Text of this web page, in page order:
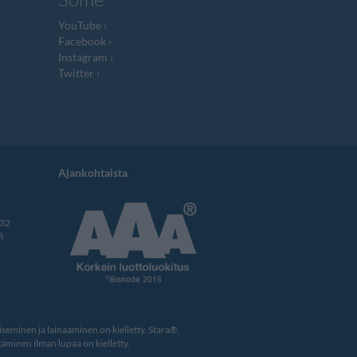
YouTube
Facebook
Instagram
Twitter
Ajankohtaista
ja lainaaminen on kielletty. Stara®,
ilman lupaa on kielletty.